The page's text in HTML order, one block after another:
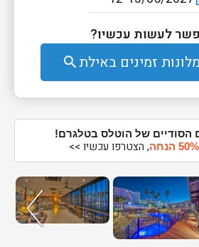
לעשות עכשיו?
זמינים באילתsearch
הסודיים של הוטלס בטלגרם!
, הצטרפו עכשיו >>